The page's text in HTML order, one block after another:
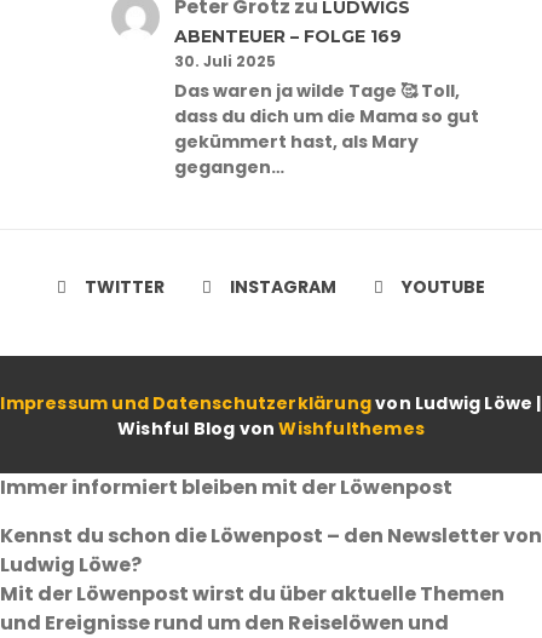
Peter Grotz zu LUDWIGS
ABENTEUER – FOLGE 169
30. Juli 2025
Das waren ja wilde Tage 🥰 Toll,
dass du dich um die Mama so gut
gekümmert hast, als Mary
gegangen…
TWITTER INSTAGRAM YOUTUBE
Impressum und Datenschutzerklärungvon Ludwig Löwe |
Wishful Blog vonWishfulthemes
Immer informiert bleiben mit der Löwenpost
Kennst du schon die Löwenpost – den Newsletter von
Ludwig Löwe?
Mit der Löwenpost wirst du über aktuelle Themen
und Ereignisse rund um den Reiselöwen und